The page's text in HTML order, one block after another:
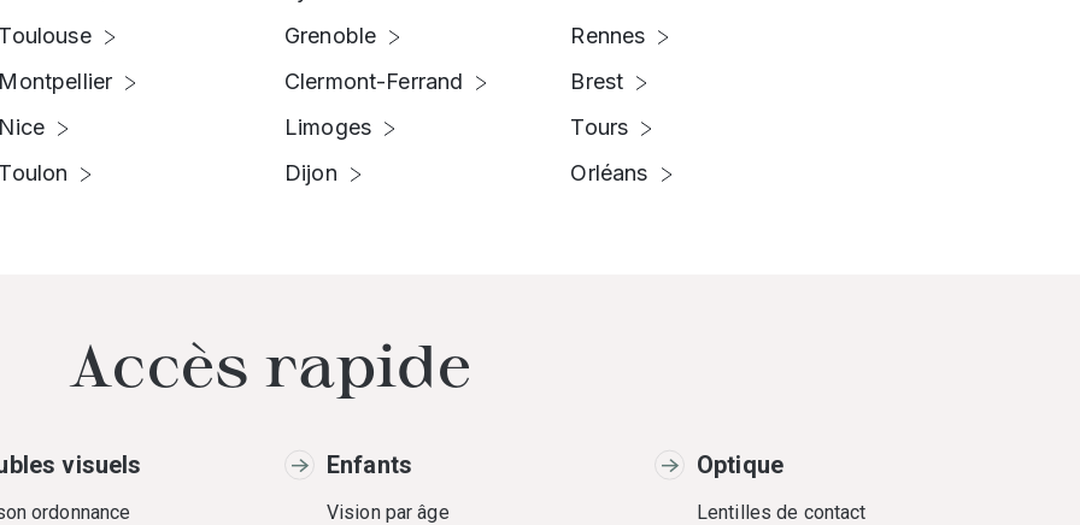
Grenoble
Clermont-Ferrand
Limoges
Dijon
Rennes
Brest
Tours
Orléans
Accès rapide
visuels
ordonnance
Enfants
Vision par âge
Optique
Lentilles de contact